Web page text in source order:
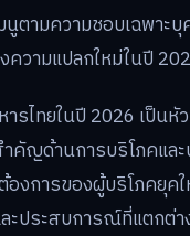
ตามความชอบเฉพาะบุ
ความแปลกใหม่ในปี
รไทยในปี 2026 เป็น
ำคัญด้านการบริโภคแล
งการของผู้บริโภคยุค
ะประสบการณ์ที่แตกต่า